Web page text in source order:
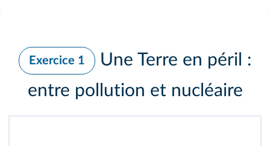
Exercice 1
Une Terre en péril :
entre pollution et nucléaire